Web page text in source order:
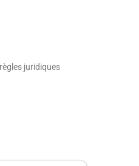
juridiques